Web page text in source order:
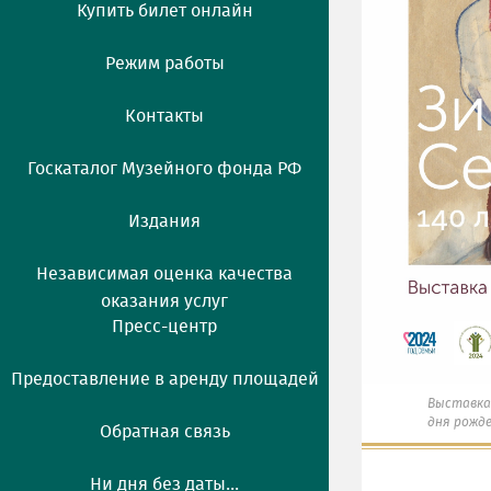
Купить билет онлайн
Режим работы
Контакты
Госкаталог Музейного фонда РФ
Издания
Независимая оценка качества
оказания услуг
Пресс-центр
Предоставление в аренду площадей
Обратная связь
Ни дня без даты...
дня